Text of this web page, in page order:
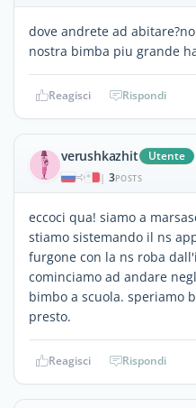
dove andrete ad
nostra bimba piu grande
Reagisci Rispondi
verushkazhit Utente
| 3POSTS
eccoci qua! siamo a
stiamo sistemando il ns
furgone con la ns roba
cominciamo ad andare
bimbo a scuola. speriamo
presto.
Reagisci Rispondi